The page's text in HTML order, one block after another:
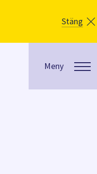
Stäng
Meny